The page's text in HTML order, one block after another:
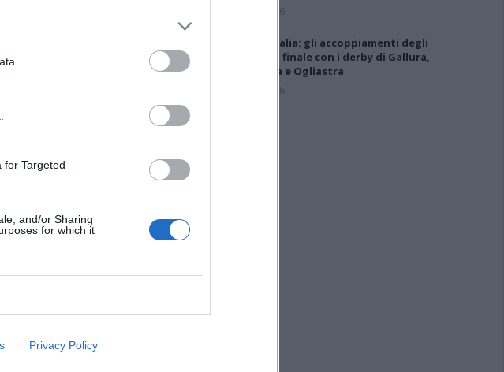
for Targeted
and/or Sharing
for which it
Privacy Policy
5 Ago 2026
Coppa Italia: gli accoppiamenti degli
ottavi di finale con i derby di Gallura,
Barbagia e Ogliastra
5 Ago 2026